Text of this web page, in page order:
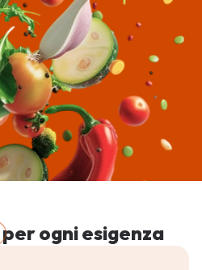
per ogni esigenza